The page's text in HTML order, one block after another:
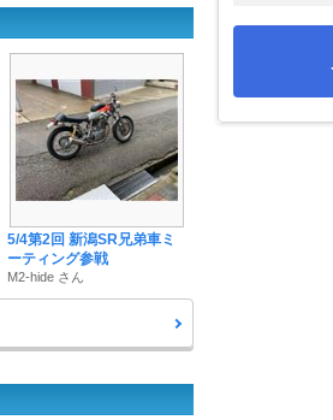
5/4第2回 新潟SR兄弟車ミ
ーティング参戦
M2-hide さん